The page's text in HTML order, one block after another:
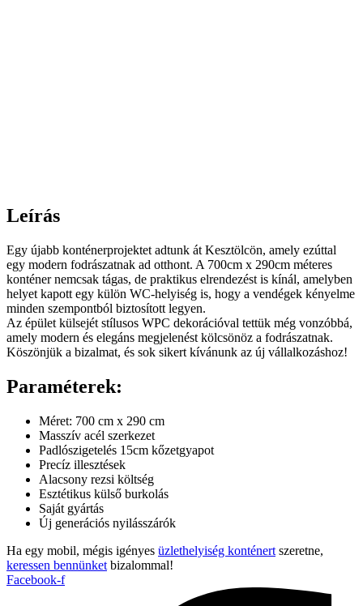
Leírás
Egy újabb konténerprojektet adtunk át Kesztölcön, amely ezúttal
egy modern fodrászatnak ad otthont. A 700cm x 290cm méteres
konténer nemcsak tágas, de praktikus elrendezést is kínál, amelyben
helyet kapott egy külön WC-helyiség is, hogy a vendégek kényelme
minden szempontból biztosított legyen.
Az épület külsejét stílusos WPC dekorációval tettük még vonzóbbá,
amely modern és elegáns megjelenést kölcsönöz a fodrászatnak.
Köszönjük a bizalmat, és sok sikert kívánunk az új vállalkozáshoz!
Paraméterek:
Méret: 700 cm x 290 cm
Masszív acél szerkezet
Padlószigetelés 15cm kőzetgyapot
Precíz illesztések
Alacsony rezsi költség
Esztétikus külső burkolás
Saját gyártás
Új generációs nyilásszárók
Ha egy mobil, mégis igényes üzlethelyiség konténert szeretne,
keressen bennünket bizalommal!
Facebook-f